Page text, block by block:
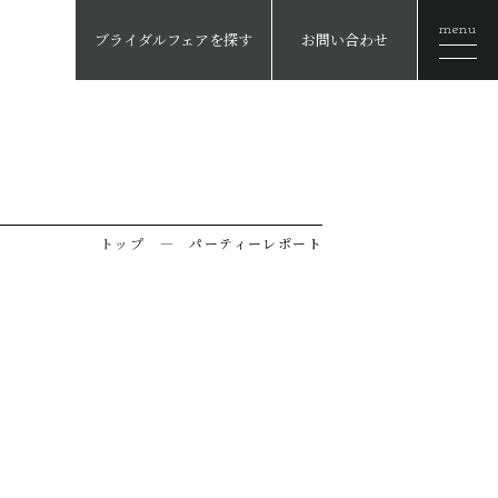
ブライダルフェアを探す お問い合わせ menu
トップ ―パーティーレポート